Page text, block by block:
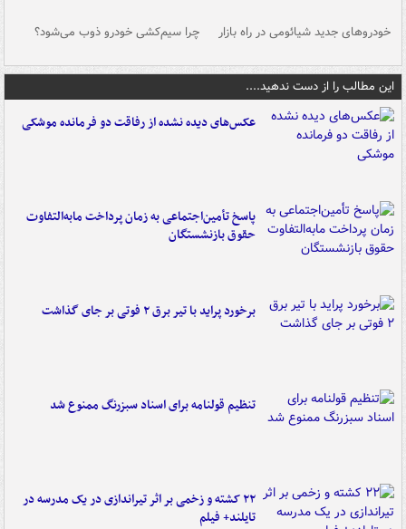
خودروهای جدید شیائومی در راه بازار چرا سیم‌کشی خودرو ذوب می‌شود؟
این مطالب را از دست ندهید....
عکس‌های دیده نشده از رفاقت دو فرمانده‌ موشکی
پاسخ تأمین‌اجتماعی به زمان پرداخت مابه‌التفاوت
حقوق بازنشستگان
برخورد پراید با تیر برق ۲ فوتی بر جای گذاشت
تنظیم قولنامه برای اسناد سبزرنگ ممنوع شد
۲۲ کشته و زخمی بر اثر تیراندازی در یک مدرسه در
تایلند+ فیلم